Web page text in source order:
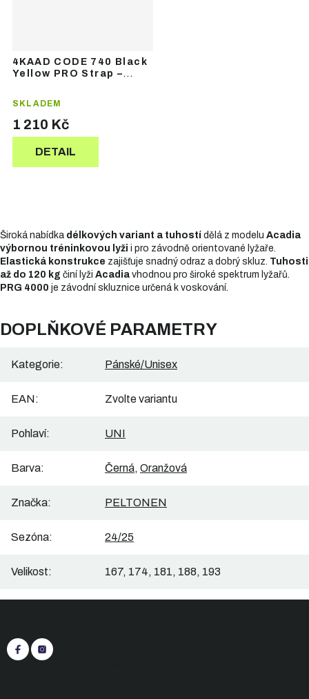
4KAAD CODE 740 Black
Yellow PRO Strap –
SKLADEM
1 210 Kč
DETAIL
Široká nabídka délkových variant a tuhostí dělá z modelu Acadia
výbornou tréninkovou lyži i pro závodně orientované lyžaře.
Elastická konstrukce zajišťuje snadný odraz a dobrý skluz. Tuhosti
až do 120 kg činí lyži Acadia vhodnou pro široké spektrum lyžařů.
PRG 4000 je závodní skluznice určená k voskování.
DOPLŇKOVÉ PARAMETRY
Kategorie: Pánské/Unisex
EAN: Zvolte variantu
Pohlaví: UNI
Barva: Černá, Oranžová
Značka: PELTONEN
Sezóna: 24/25
Velikost: 167, 174, 181, 188, 193
a